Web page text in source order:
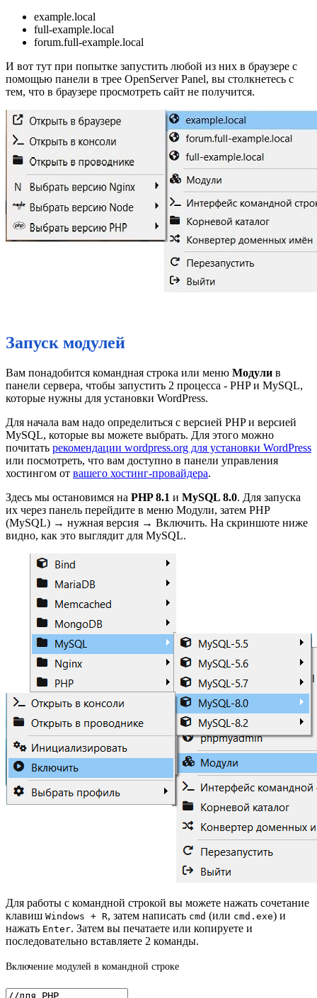
example.local
full-example.local
forum.full-example.local
И вот тут при попытке запустить любой из них в браузере с
помощью панели в трее OpenServer Panel, вы столкнетесь с
тем, что в браузере просмотреть сайт не получится.
Запуск модулей
Вам понадобится командная строка или меню Модули в
панели сервера, чтобы запустить 2 процесса - PHP и MySQL,
которые нужны для установки WordPress.
Для начала вам надо определиться с версией PHP и версией
MySQL, которые вы можете выбрать. Для этого можно
почитать рекомендации wordpress.org для установки WordPress
или посмотреть, что вам доступно в панели управления
хостингом от вашего хостинг-провайдера.
Здесь мы остановимся на PHP 8.1 и MySQL 8.0. Для запуска
их через панель перейдите в меню Модули, затем PHP
(MySQL) → нужная версия → Включить. На скриншоте ниже
видно, как это выглядит для MySQL.
Для работы с командной строкой вы можете нажать сочетание
клавиш Windows + R, затем написать cmd (или cmd.exe) и
нажать Enter. Затем вы печатаете или копируете и
последовательно вставляете 2 команды.
Включение модулей в командной строке